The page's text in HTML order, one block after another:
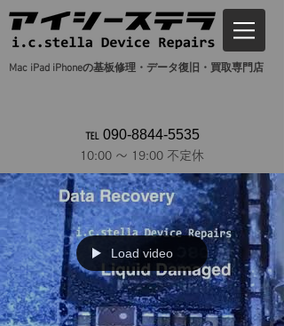
Mac iPad iPhoneの基板修理・データ復旧・買取専門店
℡ 090-8844-5535
10:00 ～ 19:00 不定休
Load video